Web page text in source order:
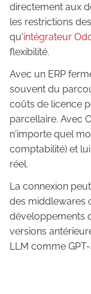
directement aux
les restrictions
qu'intégrateur
flexibilité.
Avec un ERP
souvent du
coûts de licence
parcellaire. Avec
n'importe quel
comptabilité) et
réel.
La connexion
des middlewares
développements
versions
LLM comme